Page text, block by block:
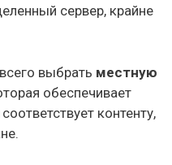
сервер, крайне
выбрать местную
обеспечивает
контенту,